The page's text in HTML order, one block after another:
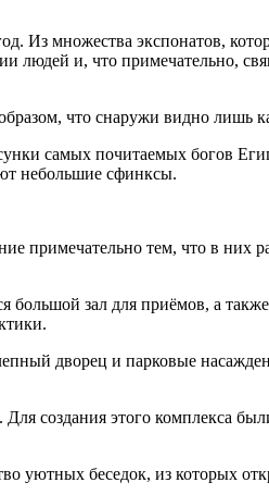
Из множества экспонатов,
людей и, что примечательно,
что снаружи видно лишь
самых почитаемых богов
небольшие сфинксы.
примечательно тем, что в них
большой зал для приёмов, а
дворец и парковые
создания этого комплекса
уютных беседок, из которых